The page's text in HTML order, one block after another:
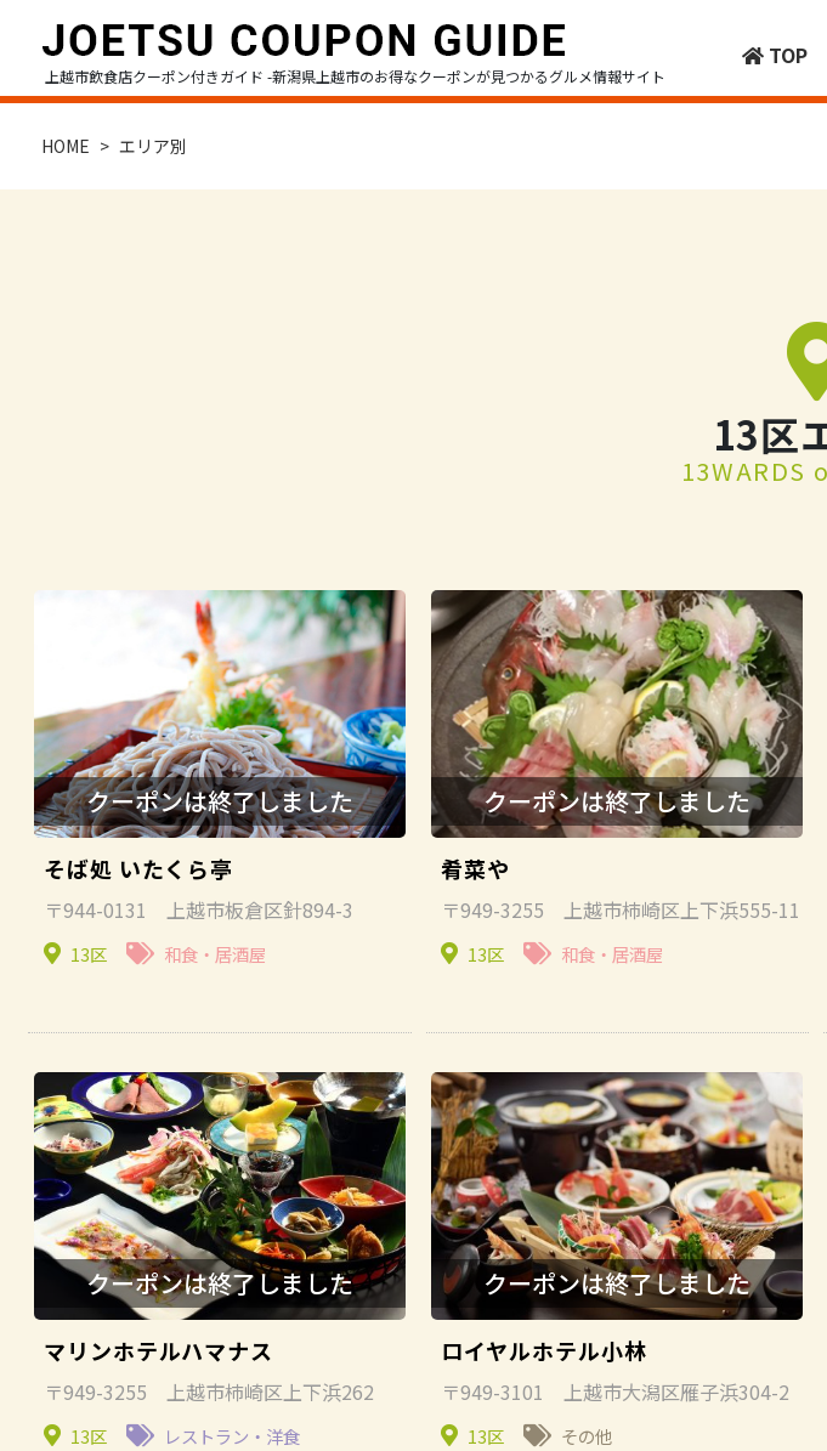
レストラン・洋食
中華・ラーメン
カフェ
その他
クーポンの利用方法
お問い合わせ
上越市飲食店クーポン付きガイド -新潟県上越市のお得なクーポンが見つかるグルメ情報サイト
TOP
HOME エリア別
13区
13WARDS
そば処 いたくら亭
〒944-0131 上越市板倉区針894-3
13区 和食・居酒屋
肴菜や
〒949-3255 上越市柿崎区上下浜555-11
13区 和食・居酒屋
マリンホテルハマナス
〒949-3255 上越市柿崎区上下浜262
13区 レストラン・洋食
ロイヤルホテル小林
〒949-3101 上越市大潟区雁子浜304-2
13区 その他